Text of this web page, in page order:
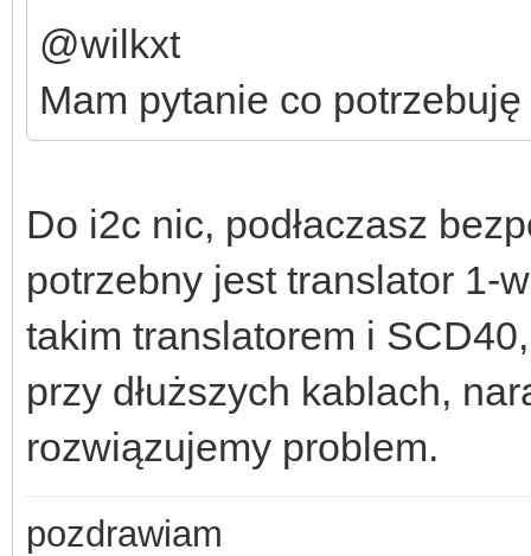
@wilkxt
Mam pytanie co
Do i2c nic, podłaczasz
potrzebny jest translator 1-
takim translatorem i
przy dłuższych kablach,
rozwiązujemy problem.
pozdrawiam